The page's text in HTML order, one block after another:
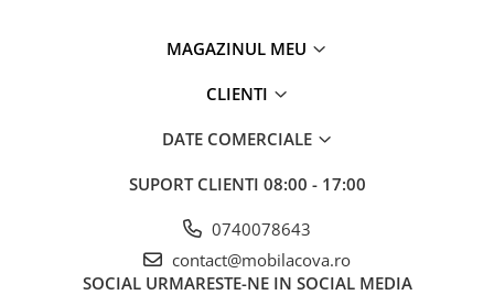
MAGAZINUL MEU
CLIENTI
DATE COMERCIALE
SUPORT CLIENTI 08:00 - 17:00
0740078643
contact@mobilacova.ro
SOCIAL URMARESTE-NE IN SOCIAL MEDIA